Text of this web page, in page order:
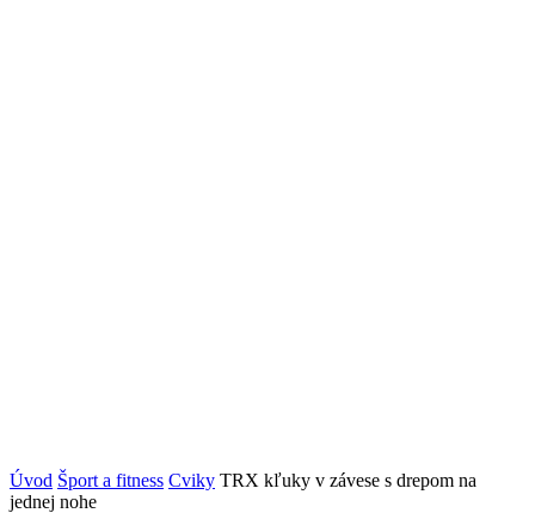
Úvod Šport a fitness Cviky TRX kľuky v závese s drepom na
jednej nohe